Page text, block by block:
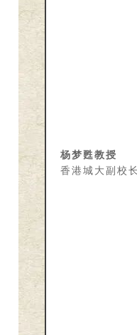
杨梦甦教授
香港城大副校